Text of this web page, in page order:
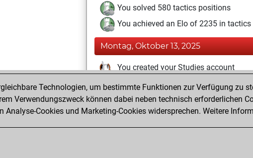
You solved 580 tactics positions
You achieved an Elo of 2235 in
Montag, Oktober 13, 2025
You created your Studies account
Dienstag, März 4, 2025
You created your Fritz account
Technologien, um bestimmte Funktionen zur Verfügung zu
Verwendungszweck können dabei neben technisch erforderlichen
Analyse-Cookies und Marketing-Cookies widersprechen. Weitere